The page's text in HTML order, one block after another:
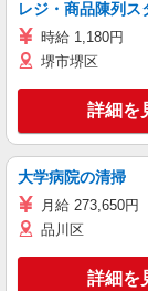
レジ・商品陳列ス
時給 1,180円
堺市堺区
詳細を
大学病院の清掃
月給 273,650円
品川区
詳細を